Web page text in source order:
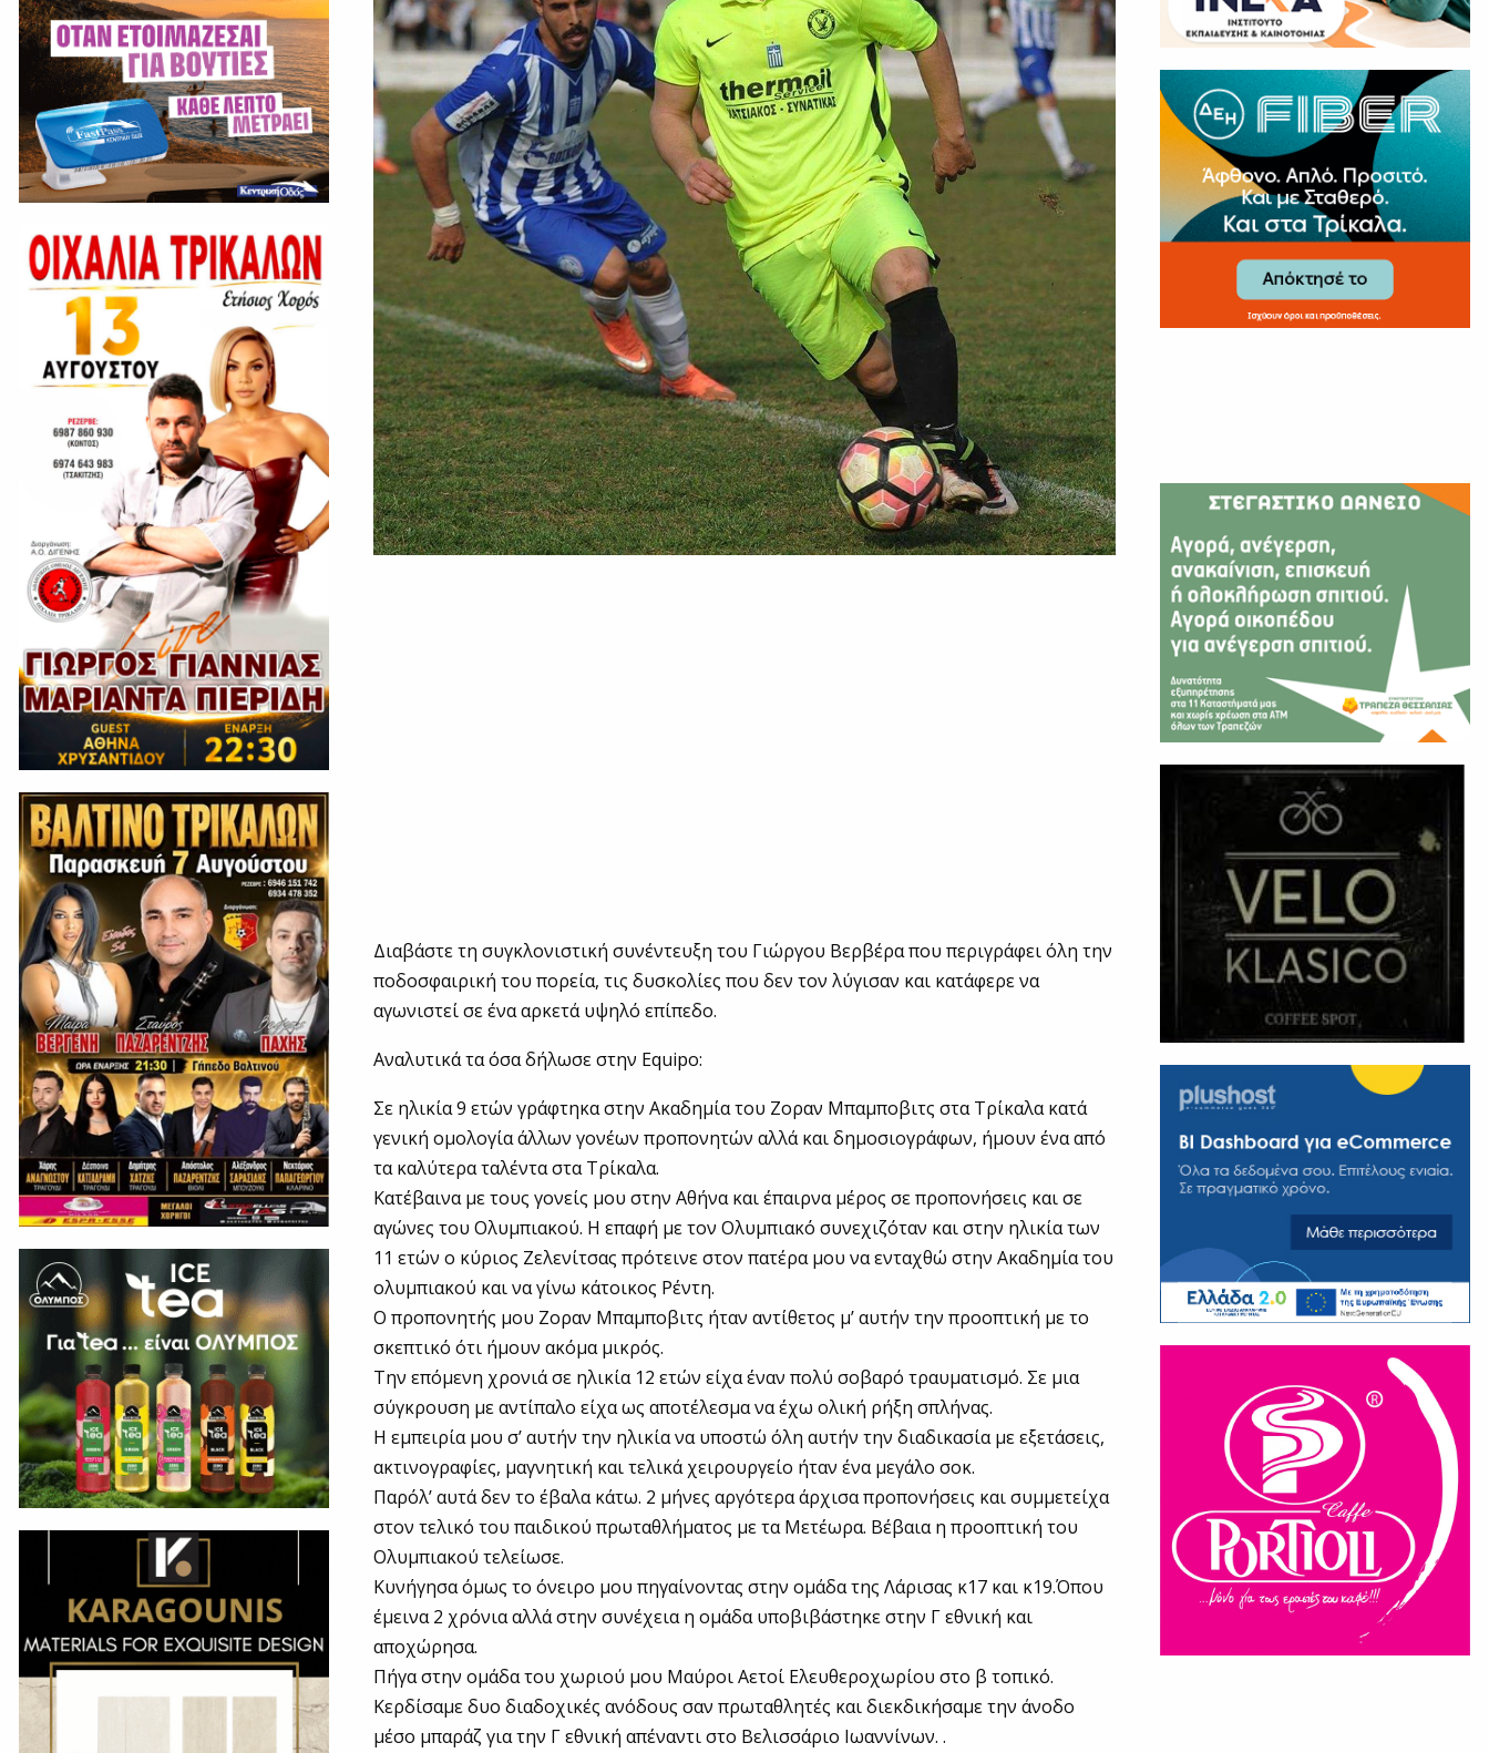
Διαβάστε τη συγκλονιστική συνέντευξη του Γιώργου Βερβέρα που περιγράφει όλη την
ποδοσφαιρική του πορεία, τις δυσκολίες που δεν τον λύγισαν και κατάφερε να
αγωνιστεί σε ένα αρκετά υψηλό επίπεδο.
Αναλυτικά τα όσα δήλωσε στην Equipo:
Σε ηλικία 9 ετών γράφτηκα στην Ακαδημία του Ζοραν Μπαμποβιτς στα Τρίκαλα κατά
γενική ομολογία άλλων γονέων προπονητών αλλά και δημοσιογράφων, ήμουν ένα από
τα καλύτερα ταλέντα στα Τρίκαλα.
Κατέβαινα με τους γονείς μου στην Αθήνα και έπαιρνα μέρος σε προπονήσεις και σε
αγώνες του Ολυμπιακού. Η επαφή με τον Ολυμπιακό συνεχιζόταν και στην ηλικία των
11 ετών ο κύριος Ζελενίτσας πρότεινε στον πατέρα μου να ενταχθώ στην Ακαδημία του
ολυμπιακού και να γίνω κάτοικος Ρέντη.
Ο προπονητής μου Ζοραν Μπαμποβιτς ήταν αντίθετος μ’ αυτήν την προοπτική με το
σκεπτικό ότι ήμουν ακόμα μικρός.
Την επόμενη χρονιά σε ηλικία 12 ετών είχα έναν πολύ σοβαρό τραυματισμό. Σε μια
σύγκρουση με αντίπαλο είχα ως αποτέλεσμα να έχω ολική ρήξη σπλήνας.
Η εμπειρία μου σ’ αυτήν την ηλικία να υποστώ όλη αυτήν την διαδικασία με εξετάσεις,
ακτινογραφίες, μαγνητική και τελικά χειρουργείο ήταν ένα μεγάλο σοκ.
Παρόλ’ αυτά δεν το έβαλα κάτω. 2 μήνες αργότερα άρχισα προπονήσεις και συμμετείχα
στον τελικό του παιδικού πρωταθλήματος με τα Μετέωρα. Βέβαια η προοπτική του
Ολυμπιακού τελείωσε.
Κυνήγησα όμως το όνειρο μου πηγαίνοντας στην ομάδα της Λάρισας κ17 και κ19.Όπου
έμεινα 2 χρόνια αλλά στην συνέχεια η ομάδα υποβιβάστηκε στην Γ εθνική και
αποχώρησα.
Πήγα στην ομάδα του χωριού μου Μαύροι Αετοί Ελευθεροχωρίου στο β τοπικό.
Κερδίσαμε δυο διαδοχικές ανόδους σαν πρωταθλητές και διεκδικήσαμε την άνοδο
μέσο μπαράζ για την Γ εθνική απέναντι στο Βελισσάριο Ιωαννίνων. .